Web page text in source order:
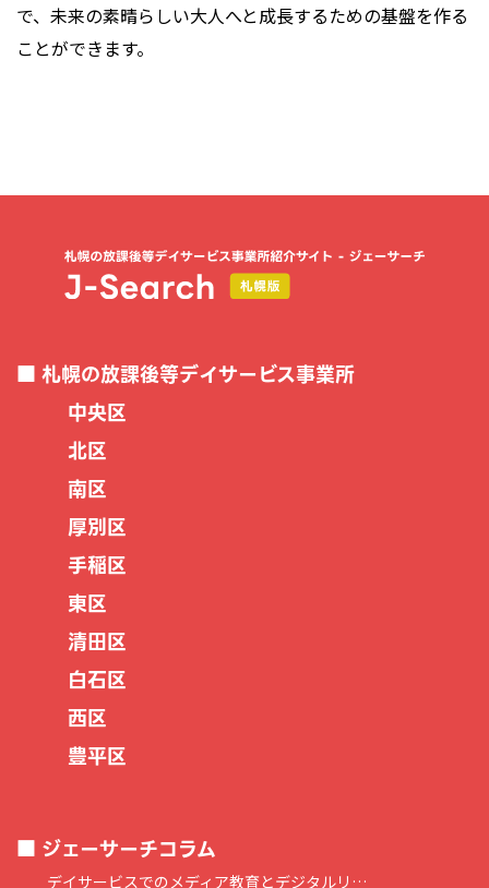
で、未来の素晴らしい大人へと成長するための基盤を作る
ことができます。
札幌の放課後等デイサービス事業所
中央区
北区
南区
厚別区
手稲区
東区
清田区
白石区
西区
豊平区
ジェーサーチコラム
デイサービスでのメディア教育とデジタルリ…